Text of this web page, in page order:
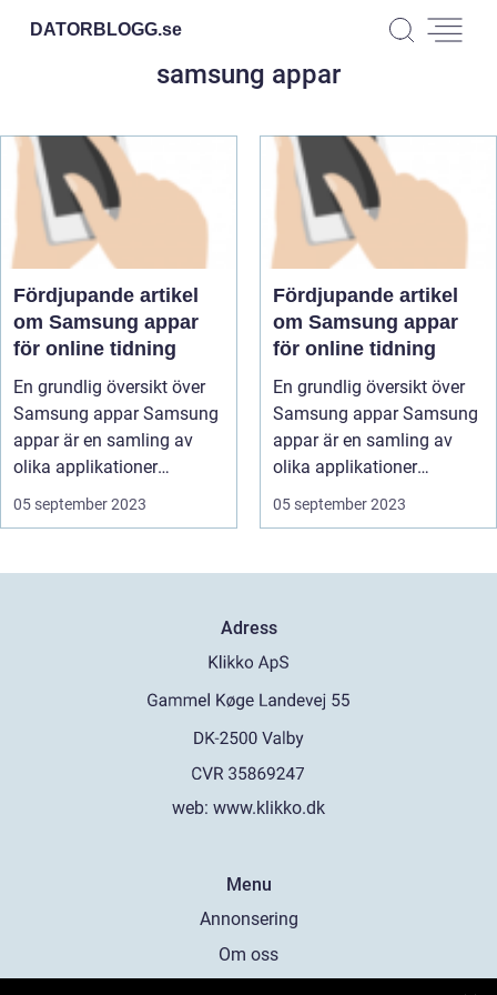
DATORBLOGG.se
samsung appar
Fördjupande artikel
om Samsung appar
för online tidning
En grundlig översikt över
Samsung appar Samsung
appar är en samling av
olika applikationer
utveckla...
05 september 2023
Fördjupande artikel
om Samsung appar
för online tidning
En grundlig översikt över
Samsung appar Samsung
appar är en samling av
olika applikationer
utveckla...
05 september 2023
Adress
web: www.klikko.dk
Menu
Annonsering
Om oss